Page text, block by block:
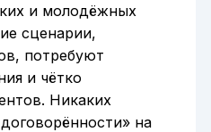
и молодёжных
сценарии,
потребуют
и чётко
Никаких
на